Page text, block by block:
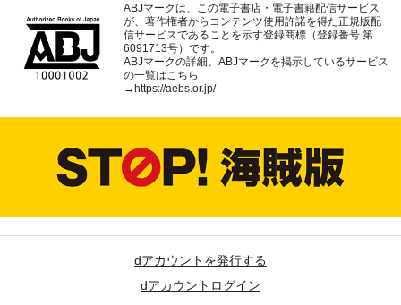
ABJマークは、この電子書店・電子書籍配信サービス
が、著作権者からコンテンツ使用許諾を得た正規版配
信サービスであることを示す登録商標（登録番号 第
6091713号）です。
ABJマークの詳細、ABJマークを掲示しているサービス
の一覧はこちら
→https://aebs.or.jp/
dアカウントを発行する
dアカウントログイン